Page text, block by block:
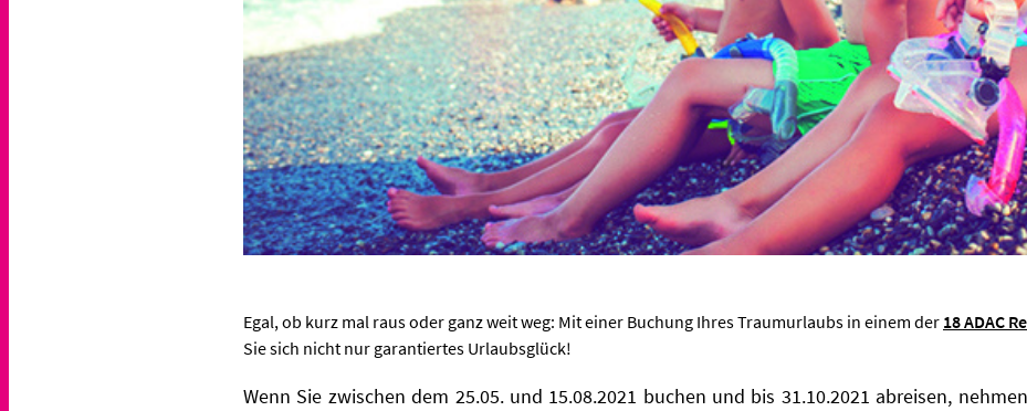
Egal, ob kurz mal raus oder ganz weit weg: Mit einer Buchung Ihres Traumurlaubs in einem der 18 ADAC
Sie sich nicht nur garantiertes Urlaubsglück!
Wenn Sie zwischen dem 25.05. und 15.08.2021 buchen und bis 31.10.2021 abreisen,